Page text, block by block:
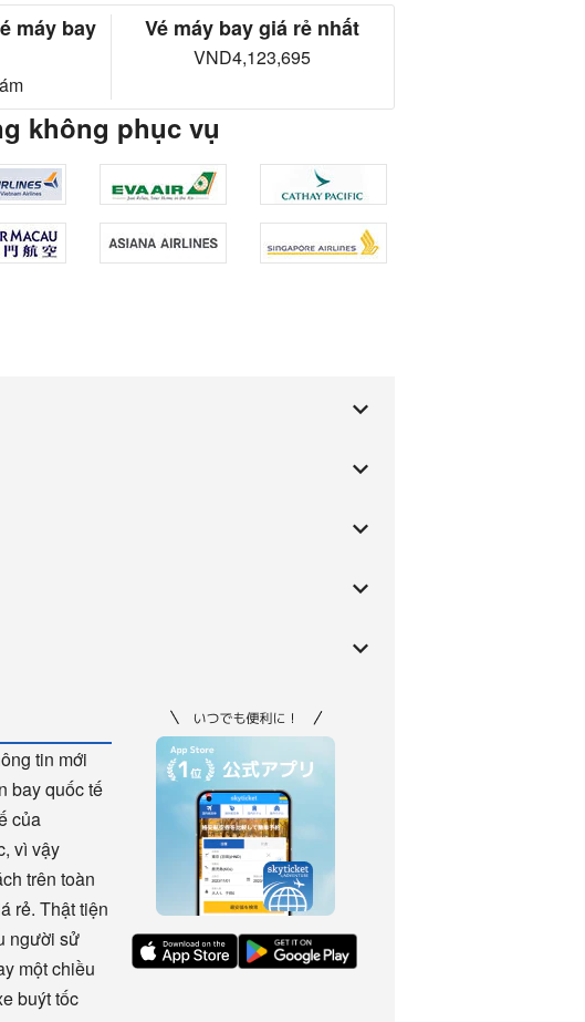
máy bay
Vé máy bay giá rẻ nhất
VND4,123,695
không phục vụ
tin mới
bay quốc tế
của
vì vậy
trên toàn
rẻ. Thật tiện
người sử
một chiều
buýt tốc